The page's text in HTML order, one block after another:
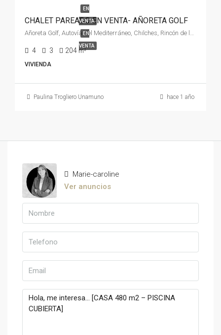
EN
VENTA
EN
VENTA
CHALET PAREADO EN VENTA- AÑORETA GOLF
Añoreta Golf, Autovía del Mediterráneo, Chilches, Rincón de la Victoria, La Axarquía, Málaga, Andalucía, 29730, España, España, La Axarquía
4 3 204 m²
VIVIENDA
Paulina Trogliero Unamuno hace 1 año
Marie-caroline
Ver anuncios